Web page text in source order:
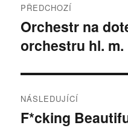
pro
příspěvek
PŘEDCHOZÍ
Předchozí
příspěvek:
Orchestr na
orchestru hl. m.
NÁSLEDUJÍCÍ
Následující
F*cking